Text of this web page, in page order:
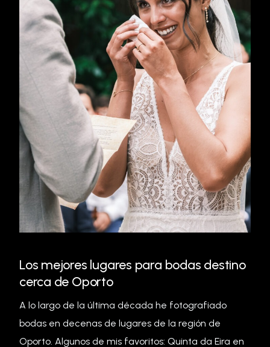
Los mejores lugares para bodas destino
cerca de Oporto
A lo largo de la última década he fotografiado
bodas en decenas de lugares de la región de
Oporto. Algunos de mis favoritos: Quinta da Eira en